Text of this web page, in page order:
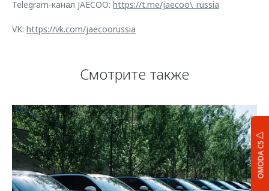
OMODA C5
Telegram-канал JAECOO: https://t.me/jaecoo\_russia
VK: https://vk.com/jaecoorussia
Смотрите также